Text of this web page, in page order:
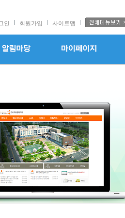
인 회원가입 사이트맵